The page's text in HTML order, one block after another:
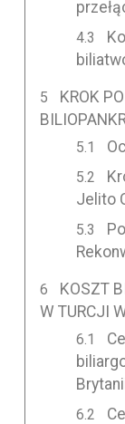
KROK
Jelito
KOSZT
W TURCJI